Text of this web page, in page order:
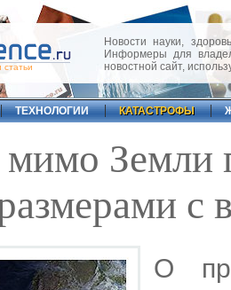
статьи
Новости науки,
Информеры для
новостной сайт,
ТЕХНОЛОГИИ КАТАСТРОФЫ
мимо Земли
О